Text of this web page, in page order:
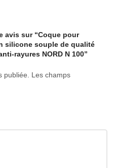
avis sur “Coque pour
silicone souple de qualité
rayures NORD N 100”
publiée.
Les champs